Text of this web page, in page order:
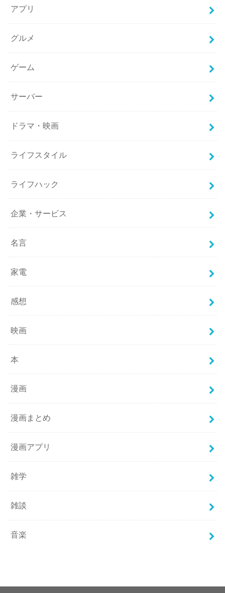
アプリ
グルメ
ゲーム
サーバー
ドラマ・映画
ライフスタイル
ライフハック
企業・サービス
名言
家電
感想
映画
本
漫画
漫画まとめ
漫画アプリ
雑学
雑談
音楽